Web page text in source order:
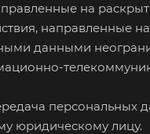
на
направленные
данными
персональных
юридическому лицу.